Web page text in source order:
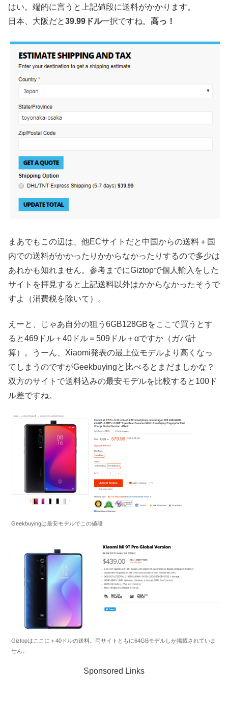
はい。端的に言うと上記値段に送料がかかります。
日本、大阪だと39.99ドル一択ですね。 高っ！
まあでもこの辺は、他ECサイトだと中国からの送料＋国
内での送料がかかったりかからなかったりするので多少は
あれかも知れません。参考までにGiztopで個人輸入をした
サイトを拝見すると上記送料以外はかからなかったそうで
すよ（消費税を除いて）。
えーと、じゃあ自分の狙う6GB128GBをここで買うとす
ると469ドル＋40ドル＝509ドル＋αですか（ガバ計
算）。うーん、Xiaomi発表の最上位モデルより高くなっ
てしまうのですがGeekbuyingと比べるとまだましかな？
双方のサイトで送料込みの最安モデルを比較すると100ド
ル差ですね。
Geekbuyingは最安モデルでこの値段
Giztopはここに＋40ドルの送料。両サイトともに64GBモデルしか掲載されていま
せん。
Sponsored Links